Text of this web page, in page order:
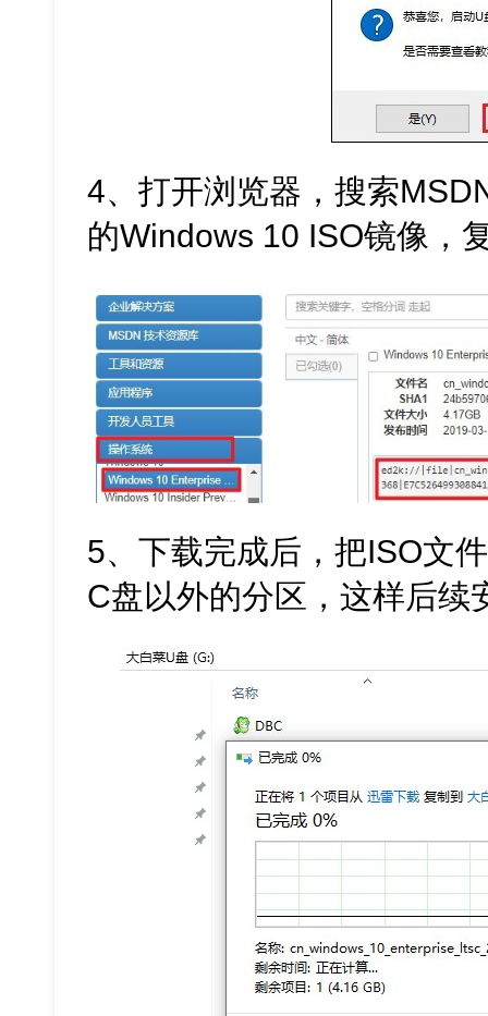
4、打开浏览器，搜索
的Windows 10 ISO镜像，
5、下载完成后，把ISO文
C盘以外的分区，这样后续